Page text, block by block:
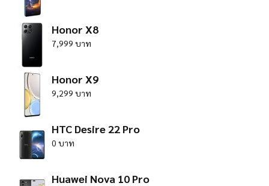
Honor X8
7,999 บาท
Honor X9
9,299 บาท
HTC Desire 22 Pro
0 บาท
Huawei Nova 10 Pro